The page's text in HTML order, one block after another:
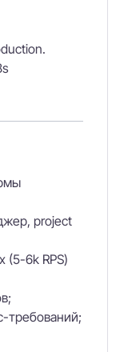
project
(5-6k RPS)
требований;